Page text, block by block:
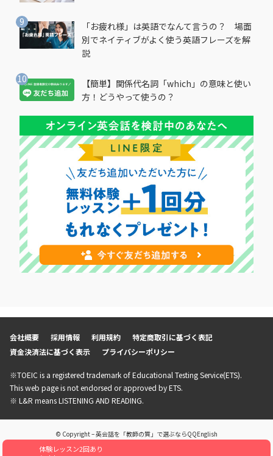
体験レッスン2回あり
「お疲れ様」は英語でなんて言うの？ 場面
別でネイティブがよく使う英語フレーズを解
説
【簡単】関係代名詞「which」の意味と使い
方！どうやって使うの？
会社概要 採用情報 利用規約
特定商取引に基づく表記
資金決済法に基づく表示
プライバシーポリシー
※TOEIC is a registered trademark of Educational Testing Service(ETS).
This web page is not endorsed or approved by ETS.
※ L&R means LISTENING AND READING.
© Copyright – 英会話を「教師の質」で選ぶならQQEnglish